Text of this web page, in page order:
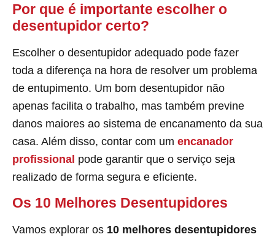
Por que é importante escolher o
desentupidor certo?
Escolher o desentupidor adequado pode fazer
toda a diferença na hora de resolver um problema
de entupimento. Um bom desentupidor não
apenas facilita o trabalho, mas também previne
danos maiores ao sistema de encanamento da sua
casa. Além disso, contar com um encanador
profissional pode garantir que o serviço seja
realizado de forma segura e eficiente.
Os 10 Melhores Desentupidores
Vamos explorar os 10 melhores desentupidores